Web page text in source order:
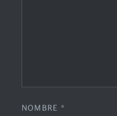
NOMBRE *